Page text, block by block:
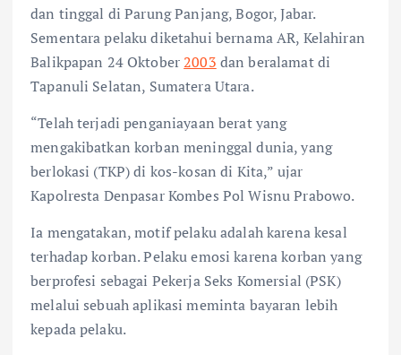
dan tinggal di Parung Panjang, Bogor, Jabar.
Sementara pelaku diketahui bernama AR, Kelahiran
Balikpapan 24 Oktober2003 dan beralamat di
Tapanuli Selatan, Sumatera Utara.
“Telah terjadi penganiayaan berat yang
mengakibatkan korban meninggal dunia, yang
berlokasi (TKP) di kos-kosan di Kita,” ujar
Kapolresta Denpasar Kombes Pol Wisnu Prabowo.
Ia mengatakan, motif pelaku adalah karena kesal
terhadap korban. Pelaku emosi karena korban yang
berprofesi sebagai Pekerja Seks Komersial (PSK)
melalui sebuah aplikasi meminta bayaran lebih
kepada pelaku.